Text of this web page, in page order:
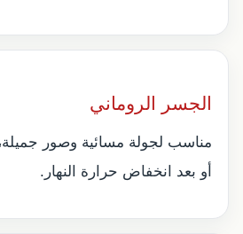
الجسر الروماني
مناسب لجولة مسائية وصور
أو بعد انخفاض حرارة النهار.